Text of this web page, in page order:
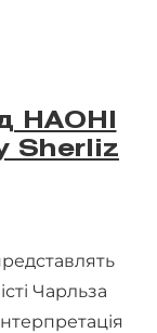
НАОНІ
Sherliz
Чарльза